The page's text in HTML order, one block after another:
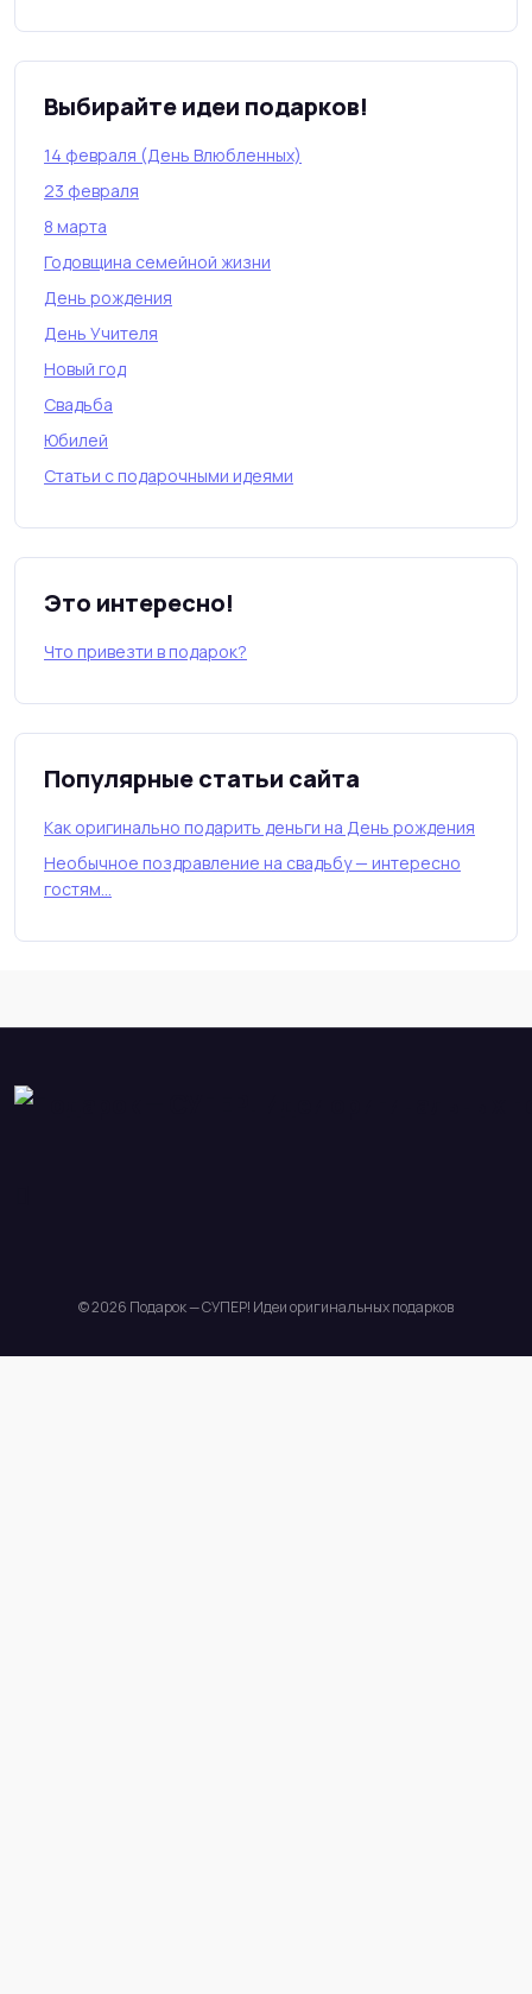
Выбирайте идеи подарков!
14 февраля (День Влюбленных)
23 февраля
8 марта
Годовщина семейной жизни
День рождения
День Учителя
Новый год
Свадьба
Юбилей
Статьи с подарочными идеями
Это интересно!
Что привезти в подарок?
Популярные статьи сайта
Как оригинально подарить деньги на День рождения
Необычное поздравление на свадьбу — интересно
гостям…
© 2026 Подарок — СУПЕР! Идеи оригинальных подарков